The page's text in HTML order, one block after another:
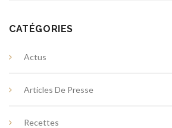
CATÉGORIES
Actus
Articles De Presse
Recettes